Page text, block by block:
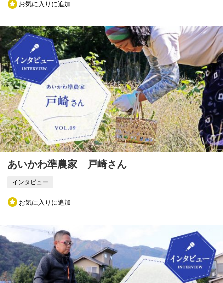
お気に入りに追加
あいかわ準農家 戸崎さん
お気に入りに追加
インタビュー